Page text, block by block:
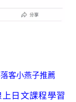
客小燕子推薦
日文課程學習